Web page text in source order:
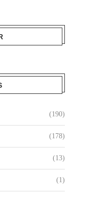
(190)
(178)
(13)
(1)